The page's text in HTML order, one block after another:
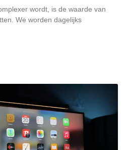
wordt, is de waarde van
We worden dagelijks